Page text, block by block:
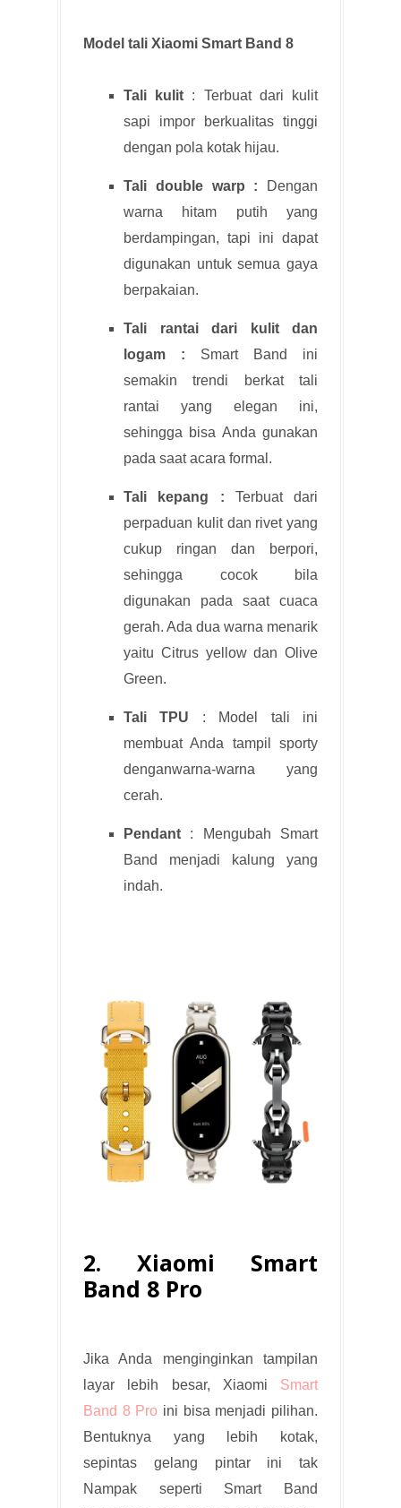
Model tali Xiaomi Smart Band 8
Tali kulit : Terbuat dari kulit
sapi impor berkualitas tinggi
dengan pola kotak hijau.
Tali double warp : Dengan
warna hitam putih yang
berdampingan, tapi ini dapat
digunakan untuk semua gaya
berpakaian.
Tali rantai dari kulit dan
logam : Smart Band ini
semakin trendi berkat tali
rantai yang elegan ini,
sehingga bisa Anda gunakan
pada saat acara formal.
Tali kepang : Terbuat dari
perpaduan kulit dan rivet yang
cukup ringan dan berpori,
sehingga cocok bila
digunakan pada saat cuaca
gerah. Ada dua warna menarik
yaitu Citrus yellow dan Olive
Green.
Tali TPU : Model tali ini
membuat Anda tampil sporty
denganwarna-warna yang
cerah.
Pendant : Mengubah Smart
Band menjadi kalung yang
indah.
2. Xiaomi Smart
Band 8 Pro
Jika Anda menginginkan tampilan
layar lebih besar, Xiaomi Smart
Band 8 Pro ini bisa menjadi pilihan.
Bentuknya yang lebih kotak,
sepintas gelang pintar ini tak
Nampak seperti Smart Band